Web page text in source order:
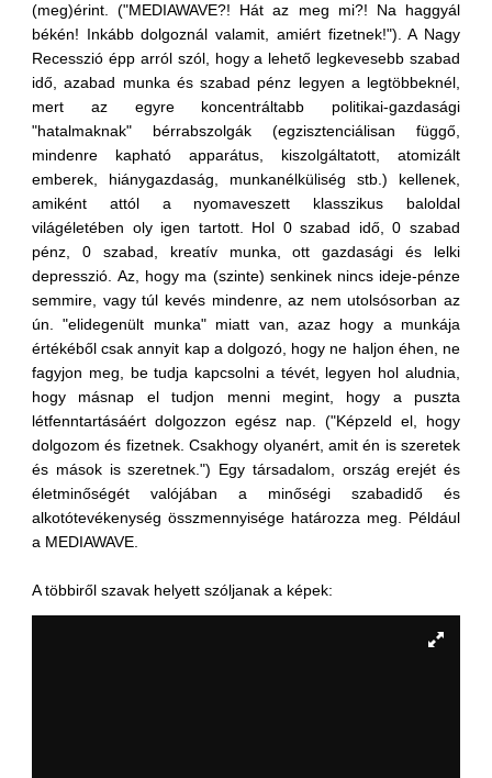
(meg)érint. ("MEDIAWAVE?! Hát az meg mi?! Na haggyál
békén! Inkább dolgoznál valamit, amiért fizetnek!"). A Nagy
Recesszió épp arról szól, hogy a lehető legkevesebb szabad
idő, azabad munka és szabad pénz legyen a legtöbbeknél,
mert az egyre koncentráltabb politikai-gazdasági
"hatalmaknak" bérrabszolgák (egzisztenciálisan függő,
mindenre kapható apparátus, kiszolgáltatott, atomizált
emberek, hiánygazdaság, munkanélküliség stb.) kellenek,
amiként attól a nyomaveszett klasszikus baloldal
világéletében oly igen tartott. Hol 0 szabad idő, 0 szabad
pénz, 0 szabad, kreatív munka, ott gazdasági és lelki
depresszió. Az, hogy ma (szinte) senkinek nincs ideje-pénze
semmire, vagy túl kevés mindenre, az nem utolsósorban az
ún. "elidegenült munka" miatt van, azaz hogy a munkája
értékéből csak annyit kap a dolgozó, hogy ne haljon éhen, ne
fagyjon meg, be tudja kapcsolni a tévét, legyen hol aludnia,
hogy másnap el tudjon menni megint, hogy a puszta
létfenntartásáért dolgozzon egész nap. ("Képzeld el, hogy
dolgozom és fizetnek. Csakhogy olyanért, amit én is szeretek
és mások is szeretnek.") Egy társadalom, ország erejét és
életminőségét valójában a minőségi szabadidő és
alkotótevékenység összmennyisége határozza meg. Például
a MEDIAWAVE.
A többiről szavak helyett szóljanak a képek: